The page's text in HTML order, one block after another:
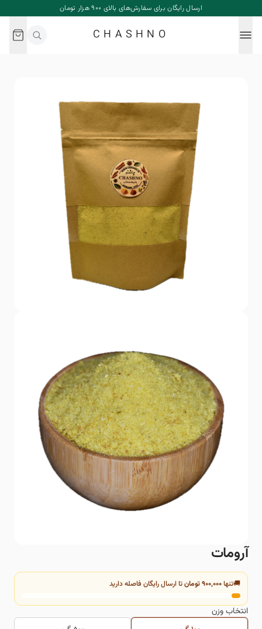
ارسال رایگان برای سفارش‌های بالای ۹۰۰ هزار تومان
CHASHNO
آرومات
🚚تنها۹۰۰٬۰۰۰ تومان تا ارسال رایگان فاصله دارید
انتخابوزن